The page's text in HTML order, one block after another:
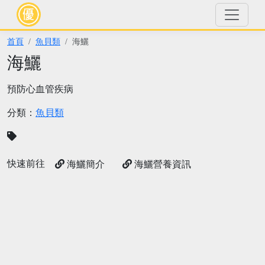
首頁 魚貝類 海鱺
海鱺
預防心血管疾病
分類： 魚貝類
快速前往 海鱺簡介 海鱺營養資訊